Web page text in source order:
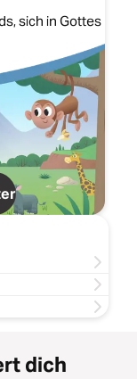
sich in Gottes
dich